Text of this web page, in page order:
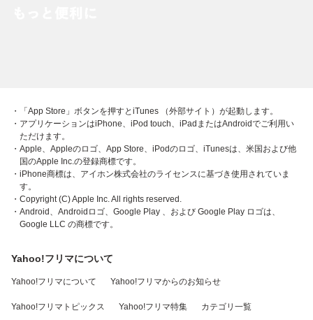
・「App Store」ボタンを押すとiTunes （外部サイト）が起動します。
・アプリケーションはiPhone、iPod touch、iPadまたはAndroidでご利用い
ただけます。
・Apple、Appleのロゴ、App Store、iPodのロゴ、iTunesは、米国および他
国のApple Inc.の登録商標です。
・iPhone商標は、アイホン株式会社のライセンスに基づき使用されていま
す。
・Copyright (C) Apple Inc. All rights reserved.
・Android、Androidロゴ、Google Play 、および Google Play ロゴは、
Google LLC の商標です。
Yahoo!フリマについて
Yahoo!フリマについて Yahoo!フリマからのお知らせ
Yahoo!フリマトピックス Yahoo!フリマ特集 カテゴリ一覧